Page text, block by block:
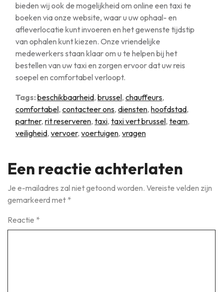
bieden wij ook de mogelijkheid om online een taxi te
boeken via onze website, waar u uw ophaal- en
afleverlocatie kunt invoeren en het gewenste tijdstip
van ophalen kunt kiezen. Onze vriendelijke
medewerkers staan klaar om u te helpen bij het
bestellen van uw taxi en zorgen ervoor dat uw reis
soepel en comfortabel verloopt.
Tags:beschikbaarheid, brussel, chauffeurs,
comfortabel, contacteer ons, diensten, hoofdstad,
partner, rit reserveren, taxi, taxi vert brussel, team,
veiligheid, vervoer, voertuigen, vragen
Een reactie achterlaten
Je e-mailadres zal niet getoond worden. Vereiste velden zijn
gemarkeerd met *
Reactie *